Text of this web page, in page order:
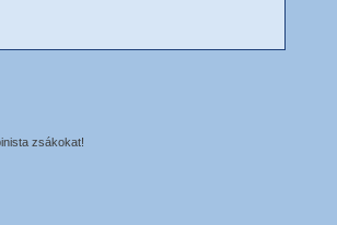
zsákokat!